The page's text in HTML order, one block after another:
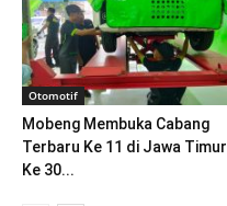
Otomotif
Mobeng Membuka Cabang
Terbaru Ke 11 di Jawa Timur
Ke 30...